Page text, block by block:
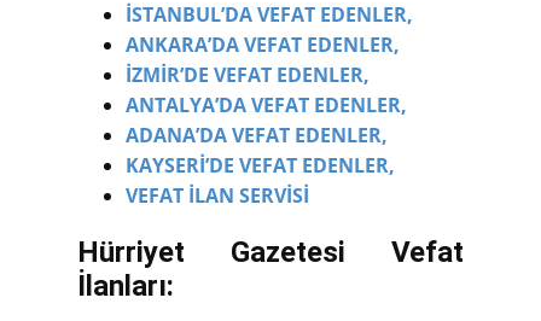
İSTANBUL’DA VEFAT EDENLER,
ANKARA’DA VEFAT EDENLER,
İZMİR’DE VEFAT EDENLER,
ANTALYA’DA VEFAT EDENLER,
ADANA’DA VEFAT EDENLER,
KAYSERİ’DE VEFAT EDENLER,
VEFAT İLAN SERVİSİ
Hürriyet Gazetesi Vefat
İlanları: